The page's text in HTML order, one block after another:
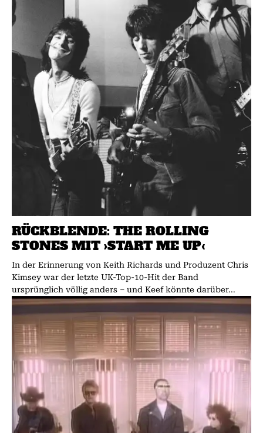
RÜCKBLENDE: THE ROLLING
STONES MIT ›START ME UP‹
In der Erinnerung von Keith Richards und Produzent Chris
Kimsey war der letzte UK-Top-10-Hit der Band
ursprünglich völlig anders – und Keef könnte darüber...